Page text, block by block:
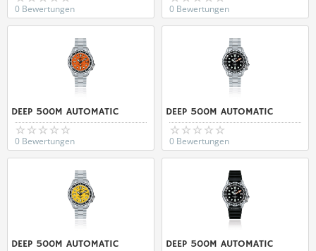
0 Bewertungen 0 Bewertungen
DEEP 500M AUTOMATIC
0 Bewertungen
DEEP 500M AUTOMATIC
0 Bewertungen
DEEP 500M AUTOMATIC DEEP 500M AUTOMATIC